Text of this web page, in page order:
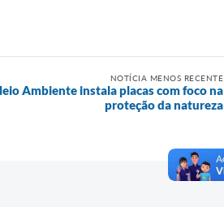
NOTÍCIA MENOS RECENTE
Ambiente instala placas com foco na
proteção da natureza